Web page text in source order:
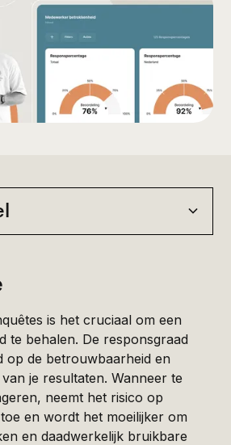
is het cruciaal om een
te behalen. De responsgraad
op de betrouwbaarheid en
je resultaten. Wanneer te
neemt het risico op
en wordt het moeilijker om
en daadwerkelijk bruikbare